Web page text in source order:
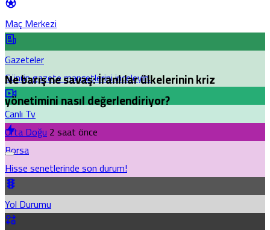
Maç Merkezi
Gazeteler
Günün gazete manşetlerini inceleyin.
Canlı Tv
Borsa
Hisse senetlerinde son durum!
Yol Durumu
Ne barış ne savaş: İranlılar ülkelerinin kriz
yönetimini nasıl değerlendiriyor?
Orta Doğu2 saat önce